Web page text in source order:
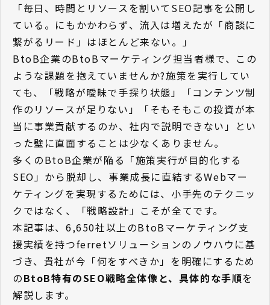
「毎日、時間とリソースを割いてSEO記事を公開し
ている。にもかかわらず、流入は増えたが「商談に
繋がるリード」はほとんど来ない。」
BtoB企業のBtoBマーケティング担当者様で、この
ような課題を抱えていませんか?施策を実行してい
ても、「戦略が曖昧で手探り状態」「コンテンツ制
作のリソースが足りない」「そもそもこの投資が本
当に事業貢献するのか、社内で説明できない」とい
った壁に直面することは少なくありません。
多くのBtoB企業が陥る「施策実行が目的化する
SEO」から脱却し、事業成長に直結するWebマー
ケティングを実現するためには、小手先のテクニッ
クではなく、「戦略設計」こそが全てです。
本記事は、6,650社以上のBtoBマーケティング支
援実績を持つferretソリューションのノウハウに基
づき、貴社が今「何をすべきか」を明確にするため
のBtoB特有のSEO戦略全体像と、具体的な手順を
解説します。